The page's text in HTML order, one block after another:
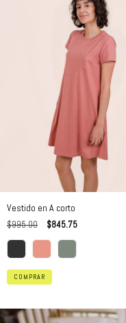
Vestido en A corto
$995.00 $845.75
COMPRAR